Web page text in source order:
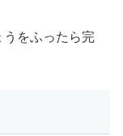
をふったら完